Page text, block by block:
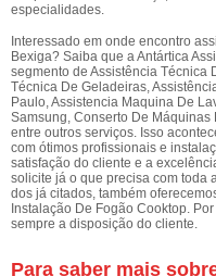
especialidades.
Interessado em onde encontro
Bexiga? Saiba que a Antártica
segmento de Assistência Técnica
Técnica De Geladeiras,
Paulo, Assistencia Maquina De
Samsung, Conserto De Máquinas
entre outros serviços. Isso
com ótimos profissionais e
satisfação do cliente e a
solicite já o que precisa com toda
dos já citados, também
Instalação De Fogão Cooktop.
sempre a disposição do cliente.
Para saber mais